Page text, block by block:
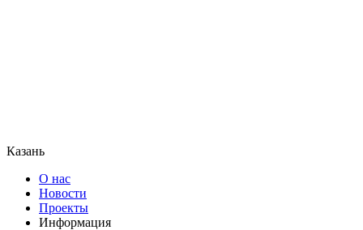
Казань
О нас
Новости
Проекты
Информация